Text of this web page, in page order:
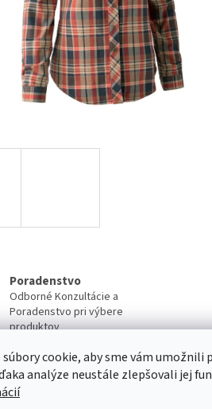
súbory cookie, aby sme vám
analýze neustále zlepšovali jej
Poradenstvo
Odborné Konzultácie a
Poradenstvo pri výbere
produktov
Servis
Kvalitný záručný aj pozáručný servis
Viac o našich servisných službách ....